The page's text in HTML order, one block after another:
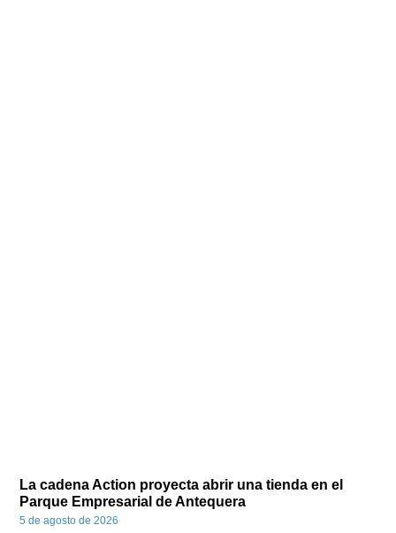
La cadena Action proyecta abrir una tienda en el
Parque Empresarial de Antequera
5 de agosto de 2026